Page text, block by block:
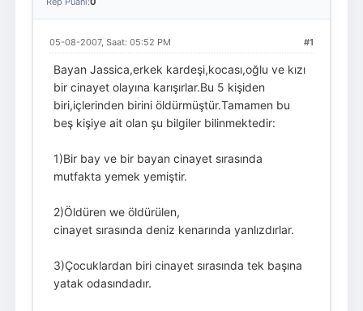
#1
05-08-2007, Saat: 05:52 PM
Bayan Jassica,erkek kardeşi,kocası,oğlu ve kızı
bir cinayet olayına karışırlar.Bu 5 kişiden
biri,içlerinden birini öldürmüştür.Tamamen bu
beş kişiye ait olan şu bilgiler bilinmektedir:
1)Bir bay ve bir bayan cinayet sırasında
mutfakta yemek yemiştir.
2)Öldüren we öldürülen,
cinayet sırasında deniz kenarında yanlızdırlar.
3)Çocuklardan biri cinayet sırasında tek başına
yatak odasındadır.